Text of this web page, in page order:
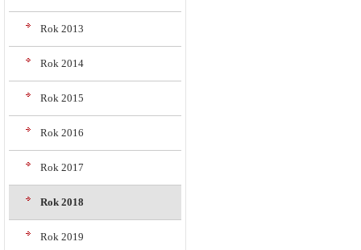
Rok 2013
Rok 2014
Rok 2015
Rok 2016
Rok 2017
Rok 2018
Rok 2019